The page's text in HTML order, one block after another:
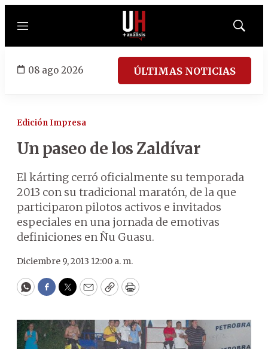
Menú
Mostrar
08 ago 2026 ÚLTIMAS NOTICIAS
Edición Impresa
Un paseo de los Zaldívar
El kárting cerró oficialmente su temporada
2013 con su tradicional maratón, de la que
participaron pilotos activos e invitados
especiales en una jornada de emotivas
definiciones en Ñu Guasu.
Diciembre 9, 2013 12:00 a. m.
WhatsApp
Facebook
Twitter
EmailCopyPrint